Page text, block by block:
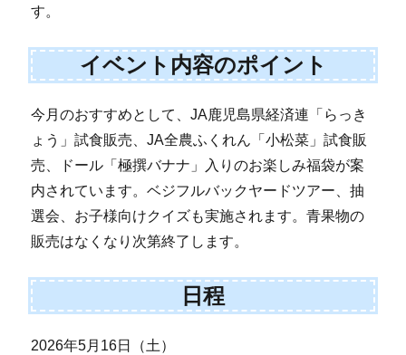
す。
イベント内容のポイント
今月のおすすめとして、JA鹿児島県経済連「らっき
ょう」試食販売、JA全農ふくれん「小松菜」試食販
売、ドール「極撰バナナ」入りのお楽しみ福袋が案
内されています。ベジフルバックヤードツアー、抽
選会、お子様向けクイズも実施されます。青果物の
販売はなくなり次第終了します。
日程
2026年5月16日（土）